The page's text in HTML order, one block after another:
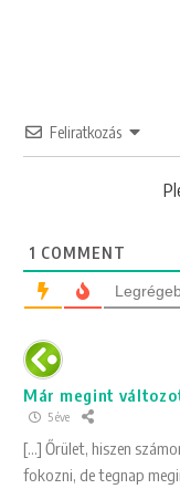
Feliratkozás
1 COMMENT
Már megint
5 éve
[…] Őrület, hiszen
fokozni, de tegnap